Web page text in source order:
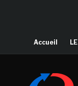
Accueil